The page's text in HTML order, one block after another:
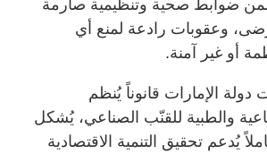
ضوابط صحية وتنظيمية صارمة
وعقوبات رادعة لمنع أي
أو غير آمنة.
الإمارات قانوناً يُنظم
والطبية للقنّب الصناعي، يُشكل
يُدعم تحقيق التنمية الاقتصادية